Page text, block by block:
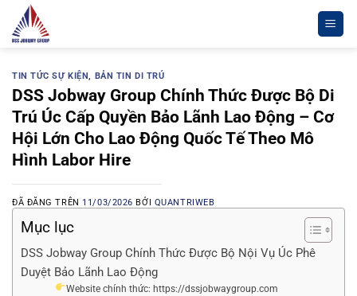
Chuyển
đến
dungTIN TỨC SỰ KIỆN, BẢN TIN DI TRÚ
DSS Jobway Group Chính Thức Được Bộ Di
Trú Úc Cấp Quyền Bảo Lãnh Lao Động – Cơ
Hội Lớn Cho Lao Động Quốc Tế Theo Mô
Hình Labor Hire
ĐÃ ĐĂNG TRÊN 11/03/2026 BỞI QUANTRIWEB
Mục lục
DSS Jobway Group Chính Thức Được Bộ Nội Vụ Úc Phê
Duyệt Bảo Lãnh Lao Động
Website chính thức: https://dssjobwaygroup.com